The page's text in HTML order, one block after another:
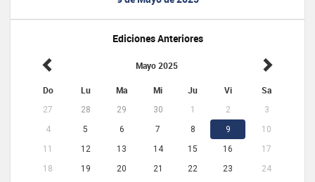
Ediciones Anteriores
Mayo 2025
Do Lu Ma Mi Ju Vi Sa
27 28 29 30 1 2
3
4
5 6 7 8 9
10
11
12 13 14 15 16
17
18
19 20 21 22 23
24